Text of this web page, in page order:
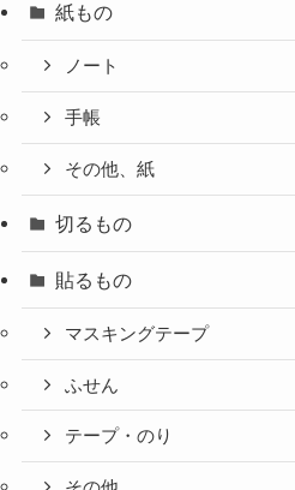
紙もの
ノート
手帳
その他、紙
切るもの
貼るもの
マスキングテープ
ふせん
テープ・のり